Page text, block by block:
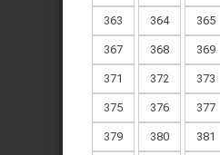
363 364 365
367 368 369
371 372 373
375 376 377
379 380 381